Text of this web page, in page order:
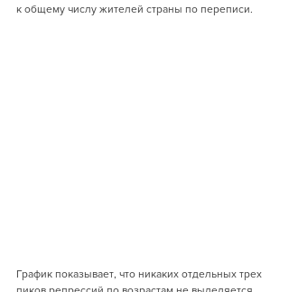
к общему числу жителей страны по переписи.
График показывает, что никаких отдельных трех